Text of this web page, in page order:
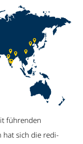
führenden
sich die redi-